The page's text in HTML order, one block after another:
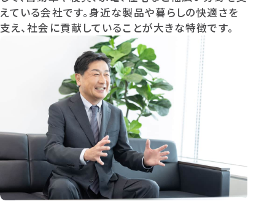
えている会社です。身近な製品や暮らしの快適さを
支え、社会に貢献していることが大きな特徴です。